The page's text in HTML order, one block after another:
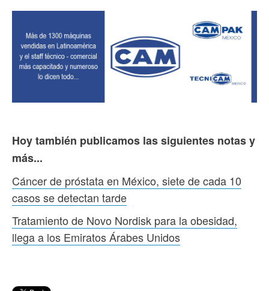
Hoy también publicamos las siguientes notas y
más...
Cáncer de próstata en México, siete de cada 10
casos se detectan tarde
Tratamiento de Novo Nordisk para la obesidad,
llega a los Emiratos Árabes Unidos